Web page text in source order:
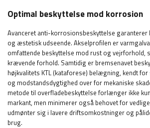
Optimal beskyttelse mod korrosion
Avanceret anti-korrosionsbeskyttelse garanterer
og æstetisk udseende. Akselprofilen er
omfattende beskyttelse mod rust og vejrforhold,
krævende forhold. Samtidig er bremsenavet
højkvalitets KTL (kataforese) belægning, kendt
og modstandsdygtighed over for mekaniske
metode til overfladebeskyttelse forlænger ikke
markant, men minimerer også behovet for
udmønter sig i lavere driftsomkostninger og
brug.